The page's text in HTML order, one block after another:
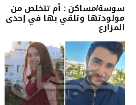
سوسة/مساكن : أم تتخلص من
مولودتها وتلقي بها في إحدى
المزارع